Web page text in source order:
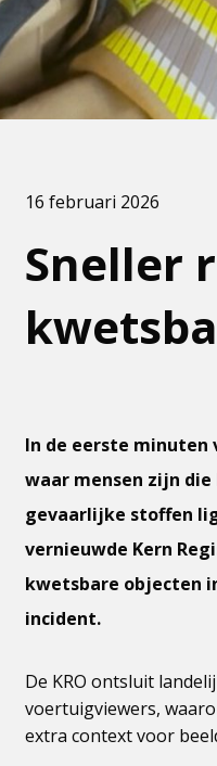
Sneller
16 februari 2026
In de eerste minuten
waar mensen zijn
gevaarlijke stoffen
vernieuwde Kern
kwetsbare objecten
incident.
De KRO ontsluit
voertuigviewers,
extra context voor